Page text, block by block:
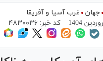
جهان
غرب آسیا و آفریقا
کد خبر: ۴۸۳۰۰۳۶